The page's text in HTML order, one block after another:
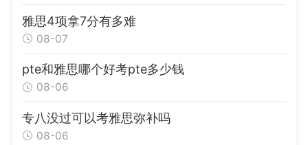
雅思4项拿7分有多难
08-07
pte和雅思哪个好考pte多少钱
08-06
专八没过可以考雅思弥补吗
08-06